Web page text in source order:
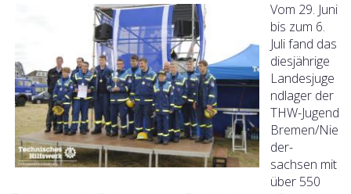
Vom 29. Juni
bis zum 6.
Juli fand das
diesjährige
Landesjuge
ndlager der
THW-Jugend
Bremen/Nie
der-
sachsen mit
über 550